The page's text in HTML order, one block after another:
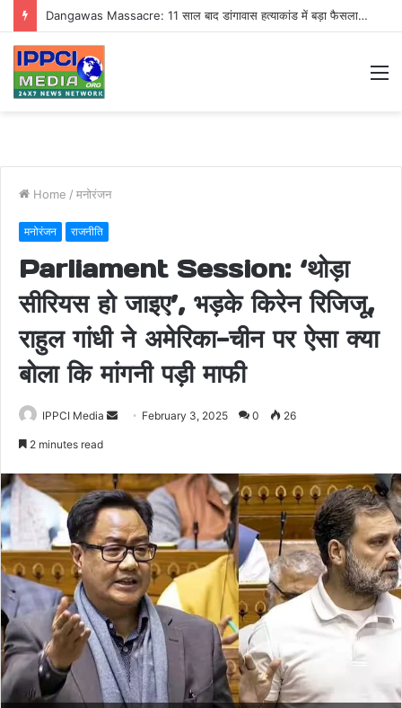
Dangawas Massacre: 11 साल बाद डांगावास हत्याकांड में बड़ा फैसला, एससी-एसटी कोर्ट ने सभी 40 आरोपियों को किया बाइज्जत बरी
Home / मनोरंजन
मनोरंजन राजनीति
Parliament Session: ‘थोड़ा
सीरियस हो जाइए’, भड़के किरेन रिजिजू,
राहुल गांधी ने अमेरिका-चीन पर ऐसा क्या
बोला कि मांगनी पड़ी माफी
IPPCI Media
Send February 3, 2025 0 26
2 minutes read